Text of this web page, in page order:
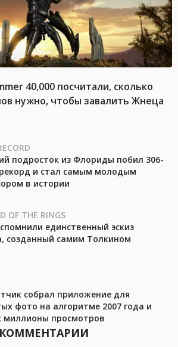
40,000 посчитали, сколько
нужно, чтобы завалить Жнеца
подросток из Флориды побил 306-
и стал самым молодым
в истории
OF THE RINGS
единственный эскиз
созданный самим Толкином
собрал приложение для
фото на алгоритме 2007 года и
миллионы просмотров